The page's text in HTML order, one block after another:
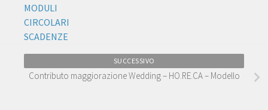
MODULI
CIRCOLARI
SCADENZE
SUCCESSIVO
Contributo maggiorazione Wedding – HO.RE.CA – Modello